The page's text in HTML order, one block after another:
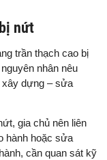
nứt
trần thạch cao bị
nhân nêu
xây dựng – sửa
gia chủ nên liên
hành hoặc sửa
cần quan sát kỹ